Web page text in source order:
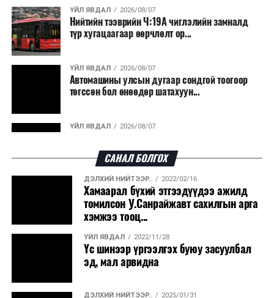
Япон, Герман, Швейцар, Нидерланд, Өмнөд Солонгос
зэрэг улс лаг хатаах, шатаах технологийг ашиглаж
байна. Тухайлбал, Германд лаг шатаах үйлдвэрээс
гарсан үнснээс фосфор сэргээн авах технологи
ашигладаг бол Нидерландад төвлөрсөн лаг
боловсруулах үйлдвэрүүдээр дулаан, цахилгаан
эрчим хүч үйлдвэрлэдэг.
Ийнхүү лаг хатаах, шатаах технологийг лагийн
үйлдвэрлэх, нөөцийг дахин ашиглах чиглэлээр олон
улсад өргөн ашиглаж байна.
ҮЙЛ ЯВДАЛ 2026/08/07
Нийтийн тээврийн Ч:19А чиглэлийн замналд
түр хугацаагаар өөрчлөлт ор...
ҮЙЛ ЯВДАЛ 2026/08/07
Автомашины улсын дугаар сондгой тоогоор
төгссөн бол өнөөдөр шатахуун...
ҮЙЛ ЯВДАЛ 2026/08/07
ДЭЛХИЙ НИЙТЭЭР..
“Уралдронзавод” компанийн ерөнхий
захирлын автомашиныг дэлбэлжээ...
ҮЙЛ ЯВДАЛ
Сүхбаатар боомтоор тав хоногт 10 мянга гаруй
тонн АИ-92 автобензин и...
САНАЛ БОЛГОХ
ДЭЛХИЙ НИЙТЭЭР.. 2022/02/16
Хамаарал бүхий этгээдүүдээ ажилд
томилсон У.Санрайжавт сахилгын арга
хэмжээ тооц...
ҮЙЛ ЯВДАЛ 2022/11/28
Үс шинээр үргээлгэх буюу засуулбал
эд, мал арвидна
ДЭЛХИЙ НИЙТЭЭР.. 2025/01/31